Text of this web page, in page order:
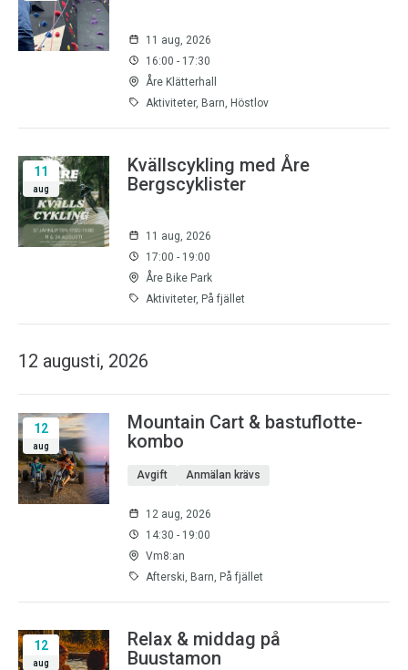
11 aug, 2026
16:00 - 17:30
Åre Klätterhall
Aktiviteter, Barn, Höstlov
11
aug
Kvällscykling med Åre
Bergscyklister
11 aug, 2026
17:00 - 19:00
Åre Bike Park
Aktiviteter, På fjället
12 augusti, 2026
12
aug
Mountain Cart & bastuflotte-
kombo
Avgift Anmälan krävs
12 aug, 2026
14:30 - 19:00
Vm8:an
Afterski, Barn, På fjället
12
aug
Relax & middag på
Buustamon